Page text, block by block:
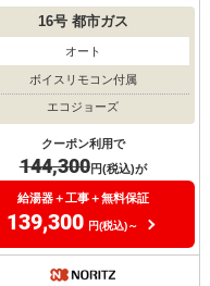
16号都市ガス
オート
ボイスリモコン付属
エコジョーズ
クーポン利用で
144,300円(税込)が
給湯器＋工事＋無料保証
139,300 円(税込)～